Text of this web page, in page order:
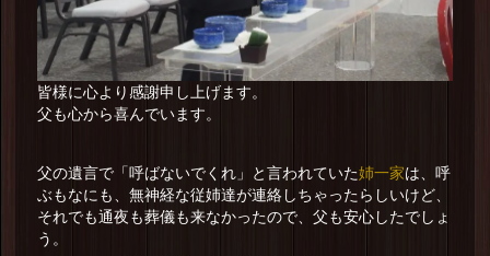
皆様に心より感謝申し上げます。
父も心から喜んでいます。
父の遺言で「呼ばないでくれ」と言われていた姉一家は、呼
ぶもなにも、無神経な従姉達が連絡しちゃったらしいけど、
それでも通夜も葬儀も来なかったので、父も安心したでしょ
う。